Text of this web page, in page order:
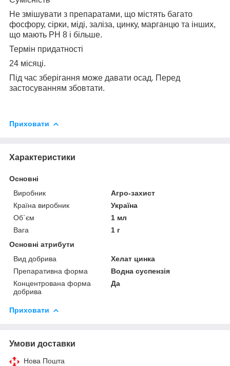
Не змішувати з препаратами, що містять багато
фосфору, сірки, міді, заліза, цинку, марганцю та інших,
що мають РН 8 і більше.
Термін придатності
24 місяці.
Під час зберігання може давати осад. Перед
застосуванням збовтати.
Приховати
Характеристики
Основні
Виробник
Агро-захист
Країна виробник
Україна
Об`єм
1 мл
Вага
1 г
Основні атрибути
Вид добрива
Хелат цинка
Препаративна форма
Водна суспензія
Концентрована форма
добрива
Да
Приховати
Умови доставки
Нова Пошта